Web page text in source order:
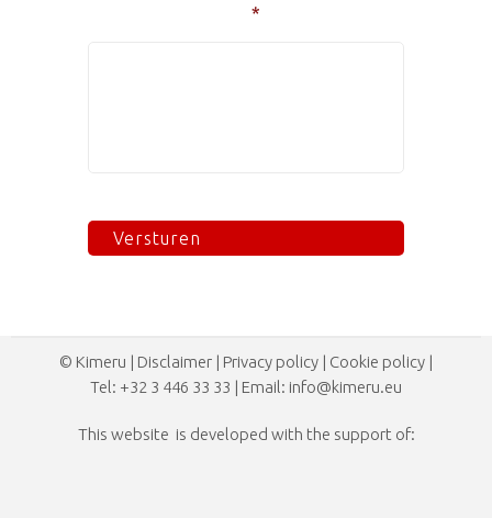
*
© Kimeru | Disclaimer | Privacy policy | Cookie policy |
Tel: +32 3 446 33 33 | Email: info@kimeru.eu
This website is developed with the support of: